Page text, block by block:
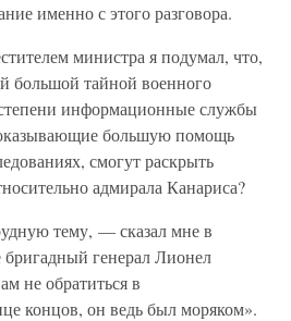
именно с этого разговора.
министра я подумал, что,
большой тайной военного
информационные службы
большую помощь
смогут раскрыть
адмирала Канариса?
тему, — сказал мне в
генерал Лионел
не обратиться в
концов, он ведь был моряком».